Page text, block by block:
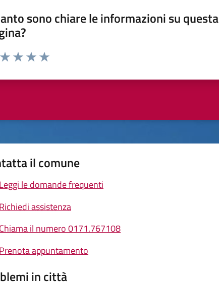
sono chiare le informazioni su questa
da 1 a 5 stelle la pagina
il comune
Leggi le domande frequenti
Richiedi assistenza
Chiama il numero 0171.767108
Prenota appuntamento
in città